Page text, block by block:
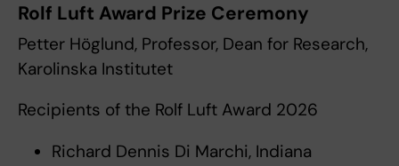
Rolf Luft Award Prize Ceremony
Petter Höglund, Professor, Dean for Research,
Karolinska Institutet
Recipients of the Rolf Luft Award 2026
Richard Dennis Di Marchi, Indiana